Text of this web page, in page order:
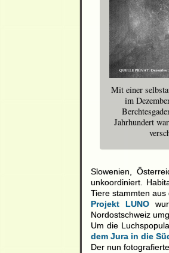
Mit einer
im
Jahrhundert
Slowenien,
unkoordiniert.
Tiere stammten
Projekt LUNO
Nordostschweiz
Um die
dem Jura in die
Der nun